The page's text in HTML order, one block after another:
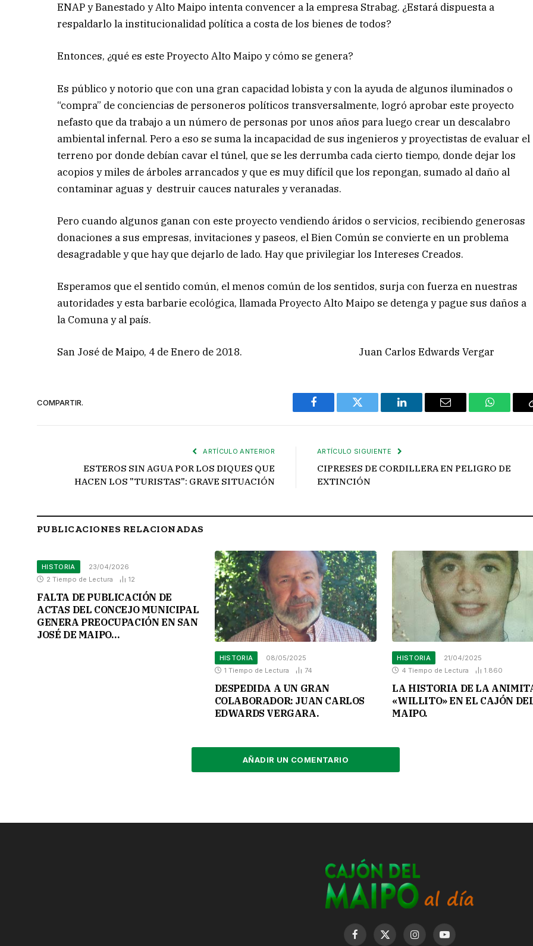
ENAP y Banestado y Alto Maipo intenta convencer a la empresa Strabag. ¿Estará dispuesta a
respaldarlo la institucionalidad política a costa de los bienes de todos?
Entonces, ¿qué es este Proyecto Alto Maipo y cómo se genera?
Es público y notorio que con una gran capacidad lobista y con la ayuda de algunos iluminados o
“compra” de conciencias de personeros políticos transversalmente, logró aprobar este proyecto
nefasto que da trabajo a un número de personas por unos años para luego crear un descalabro
ambiental infernal. Pero a eso se suma la incapacidad de sus ingenieros y proyectistas de evaluar el
terreno por donde debían cavar el túnel, que se les derrumba cada cierto tiempo, donde dejar los
acopios y miles de árboles arrancados y que es muy difícil que los repongan, sumado al daño al
contaminar aguas y destruir cauces naturales y veranadas.
Pero cuando algunos ganan con este proyecto vendiendo áridos o servicios, recibiendo generosas
donaciones a sus empresas, invitaciones y paseos, el Bien Común se convierte en un problema
desagradable y que hay que dejarlo de lado. Hay que privilegiar los Intereses Creados.
Esperamos que el sentido común, el menos común de los sentidos, surja con fuerza en nuestras
autoridades y esta barbarie ecológica, llamada Proyecto Alto Maipo se detenga y pague sus daños a
la Comuna y al país.
San José de Maipo, 4 de Enero de 2018. Juan Carlos Edwards Vergar
COMPARTIR.
Facebook Twitter LinkedIn Email
ARTÍCULO ANTERIOR
ESTEROS SIN AGUA POR LOS DIQUES QUE
HACEN LOS "TURISTAS": GRAVE SITUACIÓN
ARTÍCULO SIGUIENTE
CIPRESES DE CORDILLERA EN PELIGRO DE
EXTINCIÓN
PUBLICACIONES RELACIONADAS
HISTORIA
23/04/2026
2 Tiempo de Lectura
12
FALTA DE PUBLICACIÓN DE
ACTAS DEL CONCEJO MUNICIPAL
GENERA PREOCUPACIÓN EN SAN
JOSÉ DE MAIPO…
HISTORIA
08/05/2025
1 Tiempo de Lectura
74
DESPEDIDA A UN GRAN
COLABORADOR: JUAN CARLOS
EDWARDS VERGARA.
HISTORIA
21/04/2025
4 Tiempo de Lectura
1.860
LA HISTORIA DE LA
«WILLITO» EN EL CAJÓN
MAIPO.
AÑADIR UN COMENTARIO
Facebook
X InstagramYouTube